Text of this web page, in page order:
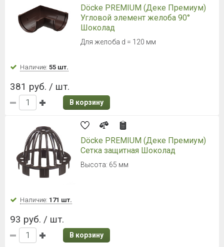
Döcke PREMIUM (Деке Премиум)
Угловой элемент желоба 90°
Шоколад
Для желоба d = 120 мм
Наличие: 55 шт.
381 руб. / шт.
В корзину
Döcke PREMIUM (Деке Премиум)
Сетка защитная Шоколад
Высота: 65 мм
Наличие: 171 шт.
93 руб. / шт.
В корзину